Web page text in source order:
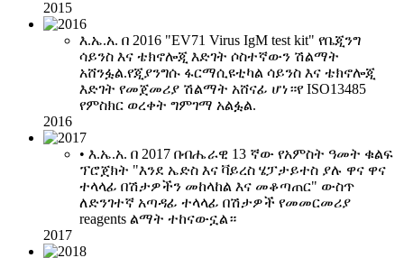
2015
እ.ኤ.አ. በ 2016 "EV71 Virus IgM test kit" የቤጂንግ
ሳይንስ እና ቴክኖሎጂ እድገት ሶስተኛውን ሽልማት
አሸንፏል.የጂያንግሱ ፋርማሲዩቲካል ሳይንስ እና ቴክኖሎጂ
እድገት የመጀመሪያ ሽልማት አሸናፊ ሆነ።የ ISO13485
የምስክር ወረቀት ግምገማ አልፏል.
2016
• እ.ኤ.አ. በ 2017 በብሔራዊ 13 ኛው የአምስት ዓመት ቁልፍ
ፕሮጀክት "እንደ ኤድስ እና ቫይረስ ሄፓታይተስ ያሉ ዋና ዋና
ተላላፊ በሽታዎችን መከላከል እና መቆጣጠር" ውስጥ
ለድንገተኛ አጣዳፊ ተላላፊ በሽታዎች የመመርመሪያ
reagents ልማት ተከናውኗል።
2017